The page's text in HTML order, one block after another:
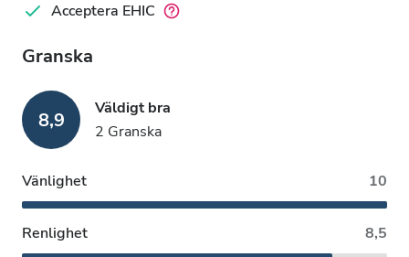
Acceptera EHIC
Granska
8,9
Väldigt bra
2 Granska
Vänlighet 10
Renlighet 8,5